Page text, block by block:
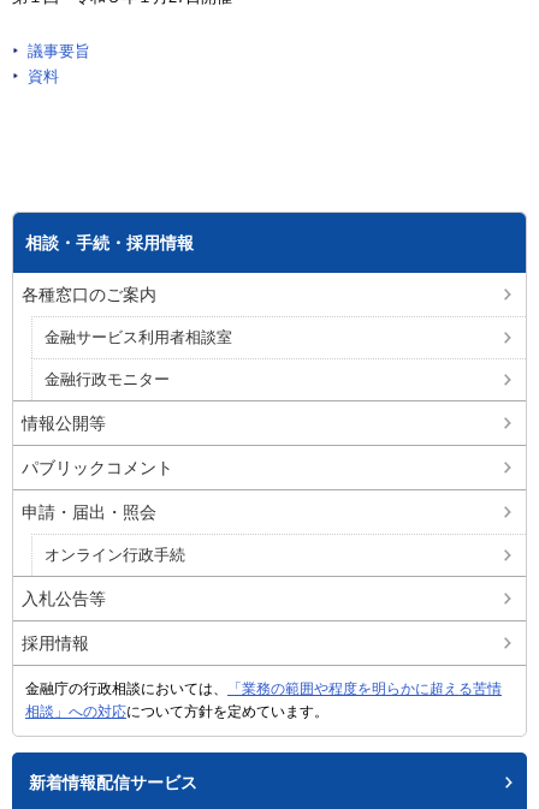
議事要旨
資料
相談・手続・採用情報
各種窓口のご案内
金融サービス利用者相談室
金融行政モニター
情報公開等
パブリックコメント
申請・届出・照会
オンライン行政手続
入札公告等
採用情報
金融庁の行政相談においては、
「業務の範囲や程度を明らかに超える苦情
相談」への対応について方針を定めています。
新着情報配信サービス